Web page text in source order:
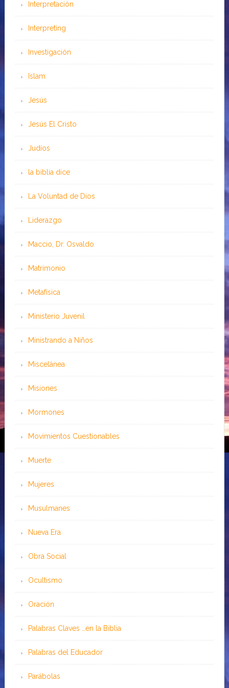
Interpretación
Interpreting
Investigación
Islam
Jesús
Jesús El Cristo
Judíos
la biblia dice
La Voluntad de Dios
Liderazgo
Maccio, Dr. Osvaldo
Matrimonio
Metafísica
Ministerio Juvenil
Ministrando a Niños
Miscelánea
Misiones
Mormones
Movimientos Cuestionables
Muerte
Mujeres
Musulmanes
Nueva Era
Obra Social
Ocultismo
Oración
Palabras Claves …en la Biblia
Palabras del Educador
Parábolas